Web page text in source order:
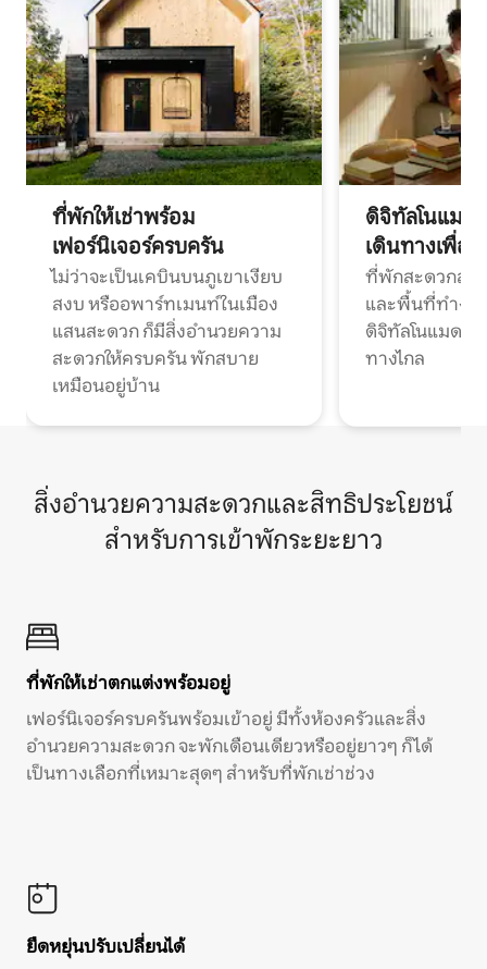
ที่พักให้เช่าพร้อม
เฟอร์นิเจอร์ครบครัน
ไม่ว่าจะเป็นเคบินบนภูเขาเงียบ
สงบ หรืออพาร์ทเมนท์ในเมือง
แสนสะดวก ก็มีสิ่งอำนวยความ
สะดวกให้ครบครัน พักสบาย
เหมือนอยู่บ้าน
ดิจิทัลโนแมด
เดินทางเพื่อ
ที่พักสะดวกสบ
และพื้นที่ทำงา
ดิจิทัลโนแมดแ
ทางไกล
สิ่งอำนวยความสะดวกและสิทธิประโยชน์
สำหรับการเข้าพักระยะยาว
ที่พักให้เช่าตกแต่งพร้อมอยู่
เฟอร์นิเจอร์ครบครันพร้อมเข้าอยู่ มีทั้งห้องครัวและสิ่ง
อำนวยความสะดวก จะพักเดือนเดียวหรืออยู่ยาวๆ ก็ได้
เป็นทางเลือกที่เหมาะสุดๆ สำหรับที่พักเช่าช่วง
ยืดหยุ่นปรับเปลี่ยนได้